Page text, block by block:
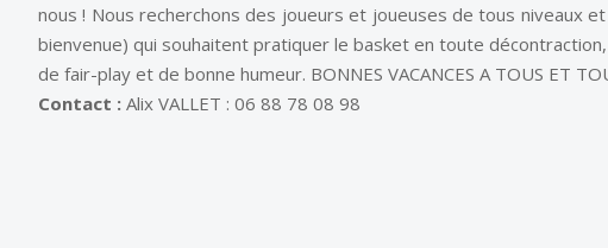
nous ! Nous recherchons des joueurs et joueuses de tous niveaux
bienvenue) qui souhaitent pratiquer le basket en toute
de fair-play et de bonne humeur. BONNES VACANCES A TOUS ET
Contact : Alix VALLET : 06 88 78 08 98